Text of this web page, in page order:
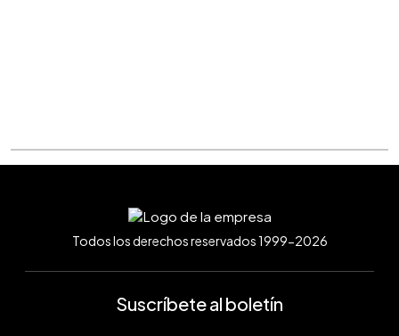
Todos los derechos reservados 1999-2026
Suscríbete al boletín